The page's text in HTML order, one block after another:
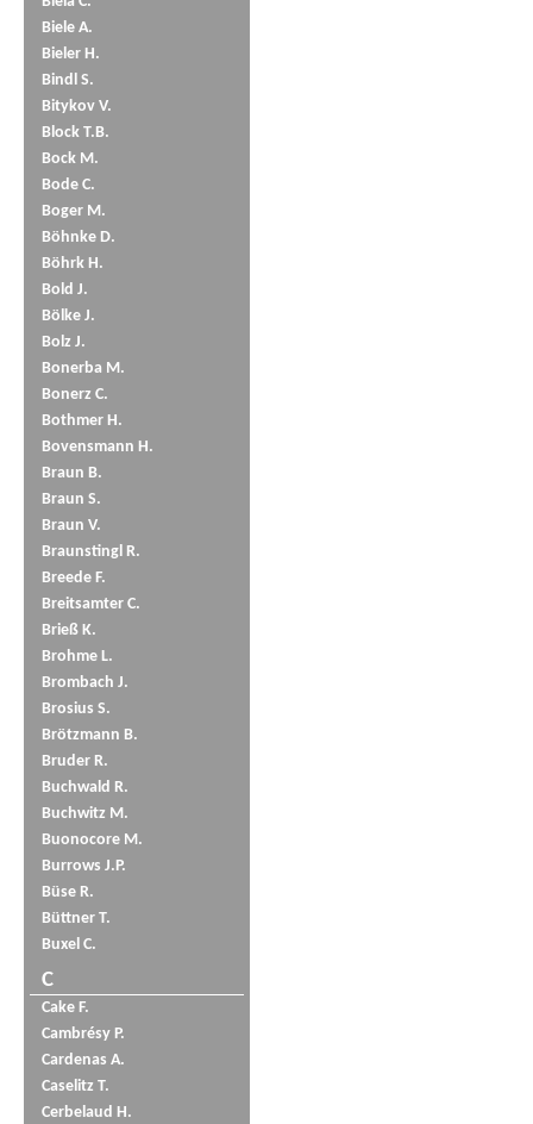
Biele A.
Bieler H.
Bindl S.
Bitykov V.
Block T.B.
Bock M.
Bode C.
Boger M.
Böhnke D.
Böhrk H.
Bold J.
Bölke J.
Bolz J.
Bonerba M.
Bonerz C.
Bothmer H.
Bovensmann H.
Braun B.
Braun S.
Braun V.
Braunstingl R.
Breede F.
Breitsamter C.
Brieß K.
Brohme L.
Brombach J.
Brosius S.
Brötzmann B.
Bruder R.
Buchwald R.
Buchwitz M.
Buonocore M.
Burrows J.P.
Büse R.
Büttner T.
Buxel C.
C
Cake F.
Cambrésy P.
Cardenas A.
Caselitz T.
Cerbelaud H.